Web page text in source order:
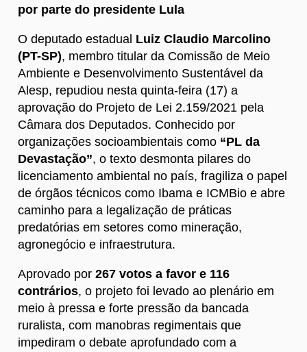
por parte do presidente Lula
O deputado estadual Luiz Claudio Marcolino
(PT-SP), membro titular da Comissão de Meio
Ambiente e Desenvolvimento Sustentável da
Alesp, repudiou nesta quinta-feira (17) a
aprovação do Projeto de Lei 2.159/2021 pela
Câmara dos Deputados. Conhecido por
organizações socioambientais como “PL da
Devastação”, o texto desmonta pilares do
licenciamento ambiental no país, fragiliza o papel
de órgãos técnicos como Ibama e ICMBio e abre
caminho para a legalização de práticas
predatórias em setores como mineração,
agronegócio e infraestrutura.
Aprovado por 267 votos a favor e 116
contrários, o projeto foi levado ao plenário em
meio à pressa e forte pressão da bancada
ruralista, com manobras regimentais que
impediram o debate aprofundado com a